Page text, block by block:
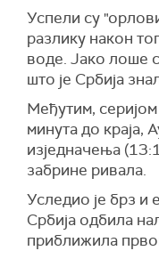
Успели су
разлику након
воде. Јако лоше
што је Србија
Међутим, серијом
минута до краја,
изједначења
забрине ривала.
Уследио је брз и
Србија одбила
приближила